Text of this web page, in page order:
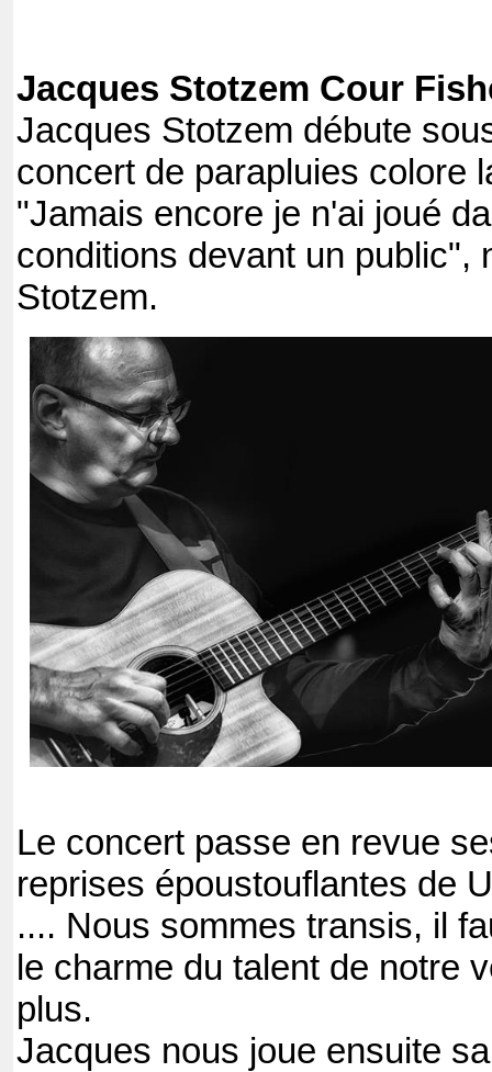
Jacques Stotzem Cour
Jacques Stotzem débute
concert de parapluies colore
"Jamais encore je n'ai joué
conditions devant un public",
Stotzem.
Le concert passe en revue
reprises époustouflantes de
.... Nous sommes transis, il
le charme du talent de notre
plus.
Jacques nous joue ensuite